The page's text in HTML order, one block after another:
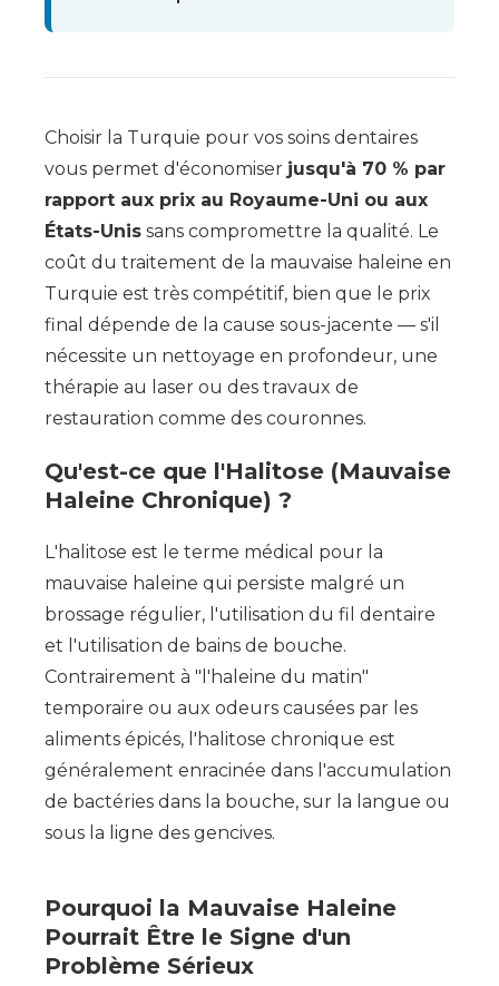
Choisir la Turquie pour vos soins dentaires
vous permet d'économiser jusqu'à 70 % par
rapport aux prix au Royaume-Uni ou aux
États-Unis sans compromettre la qualité. Le
coût du traitement de la mauvaise haleine en
Turquie est très compétitif, bien que le prix
final dépende de la cause sous-jacente — s'il
nécessite un nettoyage en profondeur, une
thérapie au laser ou des travaux de
restauration comme des couronnes.
Qu'est-ce que l'Halitose (Mauvaise
Haleine Chronique) ?
L'halitose est le terme médical pour la
mauvaise haleine qui persiste malgré un
brossage régulier, l'utilisation du fil dentaire
et l'utilisation de bains de bouche.
Contrairement à "l'haleine du matin"
temporaire ou aux odeurs causées par les
aliments épicés, l'halitose chronique est
généralement enracinée dans l'accumulation
de bactéries dans la bouche, sur la langue ou
sous la ligne des gencives.
Pourquoi la Mauvaise Haleine
Pourrait Être le Signe d'un
Problème Sérieux